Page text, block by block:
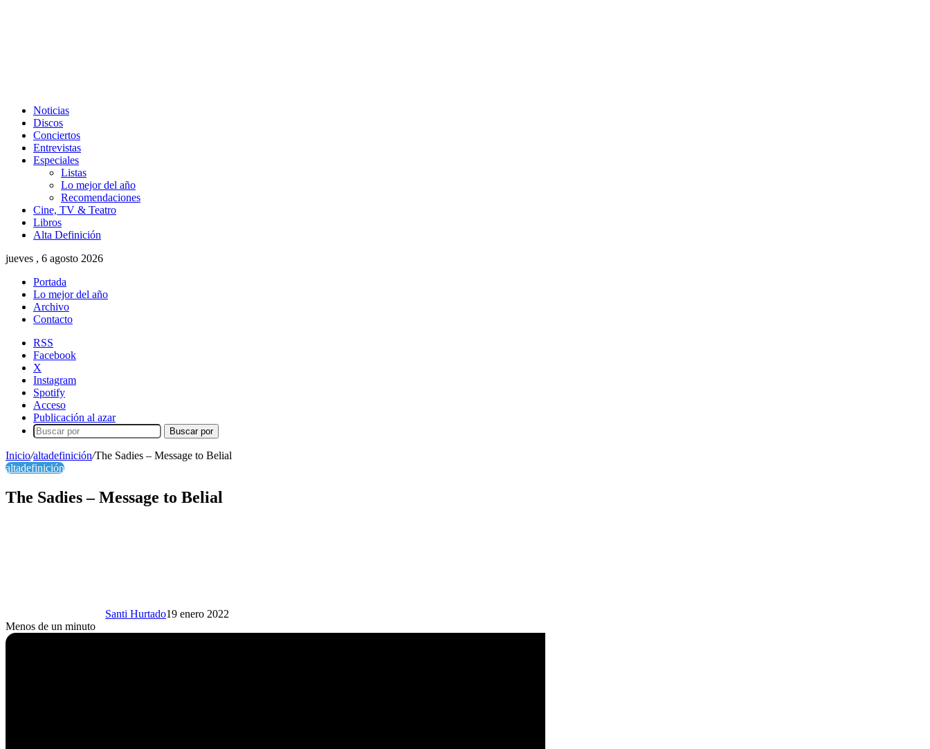
Noticias
Discos
Conciertos
Entrevistas
Especiales
Listas
Lo mejor del año
Recomendaciones
Cine, TV & Teatro
Libros
Alta Definición
jueves , 6 agosto 2026
Portada
Lo mejor del año
Archivo
Contacto
RSS
Facebook
X
Instagram
Spotify
Acceso
Publicación al azar
Buscar por
Inicio/altadefinición/The Sadies – Message to Belial
altadefinición
The Sadies – Message to Belial
Santi Hurtado19 enero 2022
Menos de un minuto